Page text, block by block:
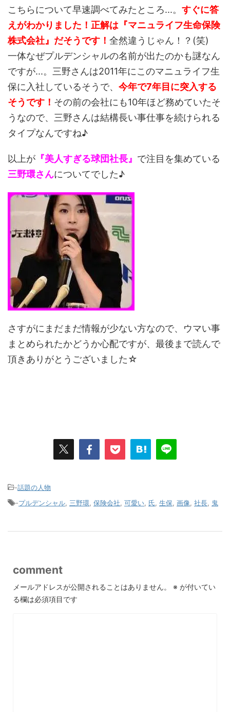
こちらについて早速調べてみたところ...。 すぐに答
えがわかりました！正解は『マニュライフ生命保険
株式会社』だそうです！ 全然違うじゃん！？(笑)
一体なぜプルデンシャルの名前が出たのかも謎なん
ですが...。三野さんは2011年にこのマニュライフ生
保に入社しているそうで、 今年で7年目に突入する
そうです！ その前の会社にも10年ほど務めていたそ
うなので、三野さんは結構長い事仕事を続けられる
タイプなんですね♪
以上が 『美人すぎる球団社長』 で注目を集めている
三野環さんについてでした♪
さすがにまだまだ情報が少ない方なので、ウマい事
まとめられたかどうか心配ですが、最後まで読んで
頂きありがとうございました☆
-話題の人物
-プルデンシャル 三野環 保険会社 可愛い 氏 生保 画像 社長 鬼
comment
メールアドレスが公開されることはありません。 ※ が付いてい
る欄は必須項目です